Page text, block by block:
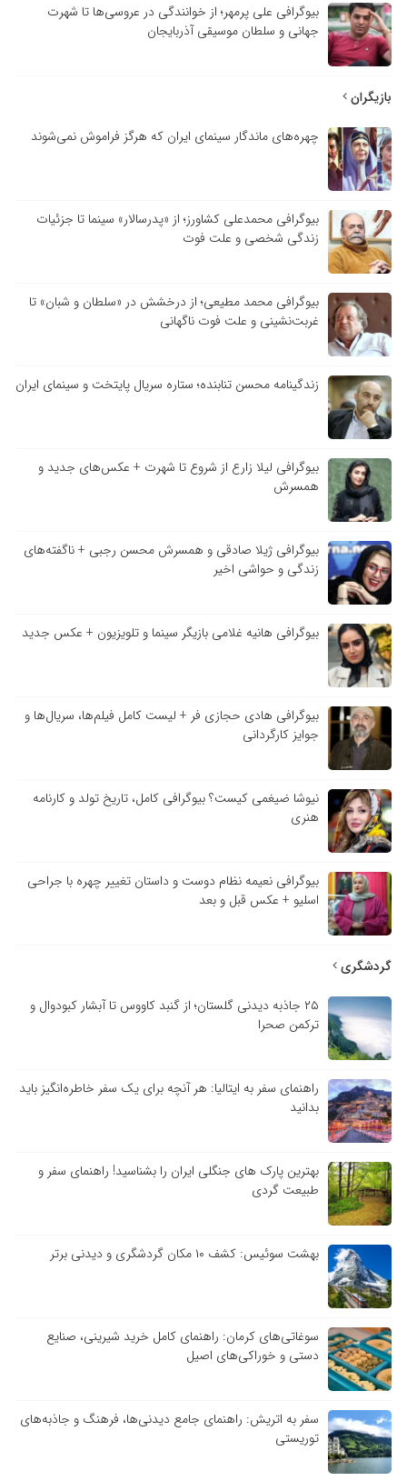
بیوگرافی علی پرمهر؛ از خوانندگی در عروسی‌ها تا شهرت
جهانی و سلطان موسیقی آذربایجان
بازیگران
چهره‌های ماندگار سینمای ایران که هرگز فراموش نمی‌شوند
بیوگرافی محمدعلی کشاورز؛ از «پدرسالار» سینما تا جزئیات
زندگی شخصی و علت فوت
بیوگرافی محمد مطیعی؛ از درخشش در «سلطان و شبان» تا
غربت‌نشینی و علت فوت ناگهانی
زندگینامه محسن تنابنده؛ ستاره سریال پایتخت و سینمای ایران
بیوگرافی لیلا زارع از شروع تا شهرت + عکس‌های جدید و
همسرش
بیوگرافی ژیلا صادقی و همسرش محسن رجبی + ناگفته‌های
زندگی و حواشی اخیر
بیوگرافی هانیه غلامی بازیگر سینما و تلویزیون + عکس جدید
بیوگرافی هادی حجازی فر + لیست کامل فیلم‌ها، سریال‌ها و
جوایز کارگردانی
نیوشا ضیغمی کیست؟ بیوگرافی کامل، تاریخ تولد و کارنامه
هنری
بیوگرافی نعیمه نظام دوست و داستان تغییر چهره با جراحی
اسلیو + عکس قبل و بعد
گردشگری
۲۵ جاذبه دیدنی گلستان؛ از گنبد کاووس تا آبشار کبودوال و
ترکمن صحرا
راهنمای سفر به ایتالیا: هر آنچه برای یک سفر خاطره‌انگیز باید
بدانید
بهترین پارک های جنگلی ایران را بشناسید! راهنمای سفر و
طبیعت گردی
بهشت سوئیس: کشف ۱۰ مکان گردشگری و دیدنی برتر
سوغاتی‌های کرمان: راهنمای کامل خرید شیرینی، صنایع
دستی و خوراکی‌های اصیل
سفر به اتریش: راهنمای جامع دیدنی‌ها، فرهنگ و جاذبه‌های
توریستی